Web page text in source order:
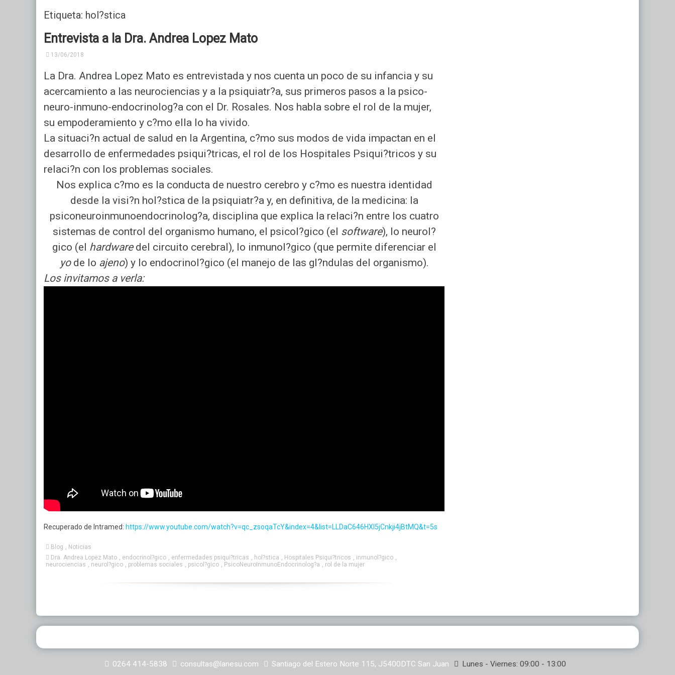
Historia
Nuestros Profesionales
Neurofisiología
Neurología Clínica
Consultorios en Alquiler
Diplomatura
Transdiciplina PINE
Otras Participaciones
Etiqueta: hol?stica
Entrevista a la Dra. Andrea Lopez Mato
13/06/2018
La Dra. Andrea Lopez Mato es entrevistada y nos cuenta un poco de su infancia y su
acercamiento a las neurociencias y a la psiquiatr?a, sus primeros pasos a la psico-
neuro-inmuno-endocrinolog?a con el Dr. Rosales. Nos habla sobre el rol de la mujer,
su empoderamiento y c?mo ella lo ha vivido.
La situaci?n actual de salud en la Argentina, c?mo sus modos de vida impactan en el
desarrollo de enfermedades psiqui?tricas, el rol de los Hospitales Psiqui?tricos y su
relaci?n con los problemas sociales.
Nos explica c?mo es la conducta de nuestro cerebro y c?mo es nuestra identidad
desde la visi?n hol?stica de la psiquiatr?a y, en definitiva, de la medicina: la
psiconeuroinmunoendocrinolog?a, disciplina que explica la relaci?n entre los cuatro
sistemas de control del organismo humano, el psicol?gico (el software), lo neurol?
gico (el hardware del circuito cerebral), lo inmunol?gico (que permite diferenciar el
yo de lo ajeno) y lo endocrinol?gico (el manejo de las gl?ndulas del organismo).
Los invitamos a verla:
Recuperado de Intramed: https://www.youtube.com/watch?v=qc_zsoqaTcY&index=4&list=LLDaC646HXI5jCnkji4jBtMQ&t=5s
Blog , Noticias
Dra. Andrea Lopez Mato , endocrinol?gico , enfermedades psiqui?tricas , hol?stica , Hospitales Psiqui?tricos , inmunol?gico ,
neurociencias , neurol?gico , problemas sociales , psicol?gico , PsicoNeuroInmunoEndocrinolog?a , rol de la mujer
0264 414-5838 consultas@lanesu.com Santiago del Estero Norte 115, J5400DTC San Juan Lunes - Viernes: 09:00 - 13:00